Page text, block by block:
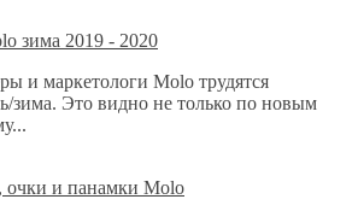
зима 2019 - 2020
и маркетологи Molo трудятся
зима. Это видно не только по новым
очки и панамки Molo